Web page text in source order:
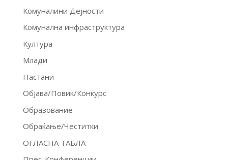
Комуналини Дејности
Комунална инфраструктура
Култура
Млади
Настани
Објава/Повик/Конкурс
Образование
Обраќање/Честитки
ОГЛАСНА ТАБЛА